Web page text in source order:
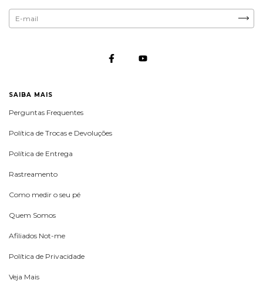
SAIBA MAIS
Perguntas Frequentes
Política de Trocas e Devoluções
Política de Entrega
Rastreamento
Como medir o seu pé
Quem Somos
Afiliados Not-me
Política de Privacidade
Veja Mais